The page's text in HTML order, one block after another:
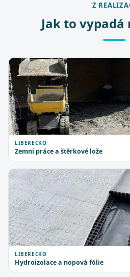
Z
Jak to vypadá
LIBERECKO
Zemní práce a štěrkové lože
LIBERECKO
Hydroizolace a nopová fólie